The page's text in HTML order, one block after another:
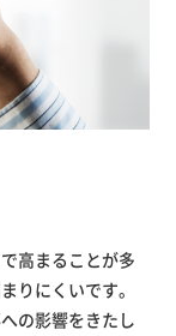
高まることが多
りにくいです。
の影響をきたし